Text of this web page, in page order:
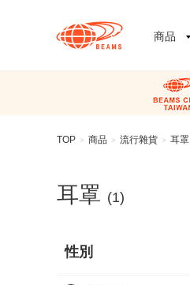
商品
TOP > 商品 > 流行雜貨 > 耳罩
耳罩 (1)
性別